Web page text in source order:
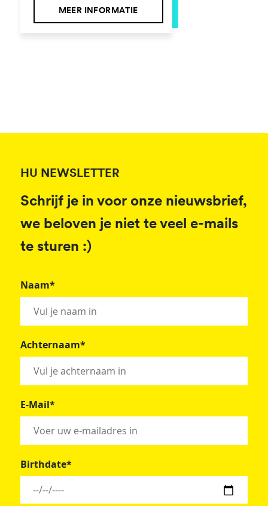
MEER INFORMATIE
HU NEWSLETTER
Schrijf je in voor onze nieuwsbrief,
we beloven je niet te veel e-mails
te sturen :)
Naam*
Achternaam*
E-Mail*
Birthdate*